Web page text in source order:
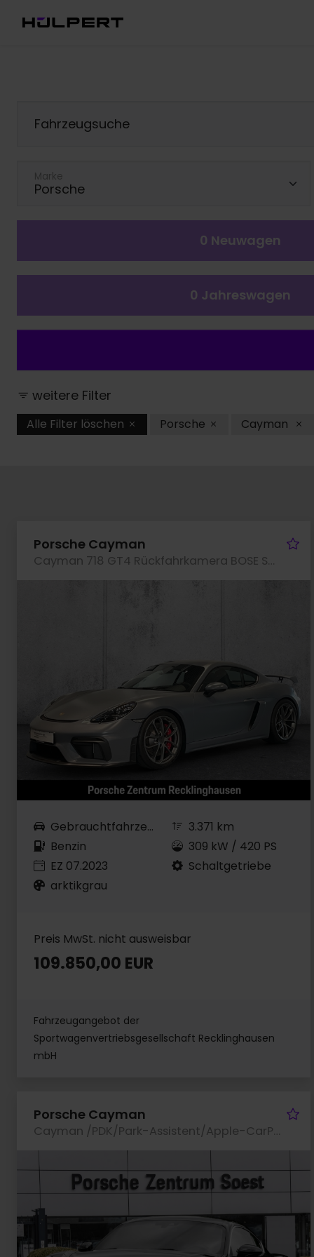
Fahrzeugsuche
Marke
0 Neuwagen
0 Jahreswagen
weitere Filter
Alle Filter löschen Porsche Cayman
Porsche Cayman
Cayman 718 GT4 Rückfahrkamera BOSE Sportsitze
Gebrauchtfahrzeug
Benzin
EZ 07.2023
arktikgrau
3.371 km
309 kW / 420 PS
Schaltgetriebe
Preis MwSt. nicht ausweisbar
109.850,00 EUR
Fahrzeugangebot der
Sportwagenvertriebsgesellschaft Recklinghausen
mbH
Porsche Cayman
Cayman /PDK/Park-Assistent/Apple-CarPlay/BOSE